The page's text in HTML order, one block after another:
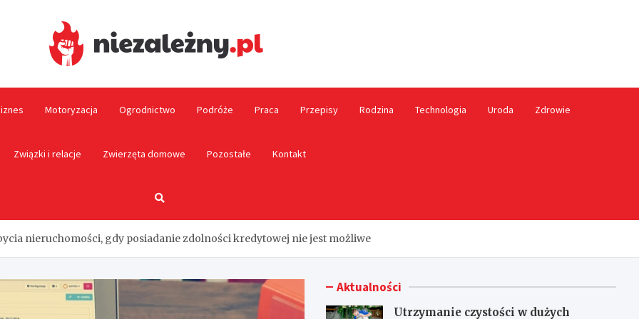
Motoryzacja Ogrodnictwo Podróże Praca Przepisy Rodzina Technologia Uroda Zdrowie
Związki i relacje Zwierzęta domowe Pozostałe Kontakt
nieruchomości, gdy posiadanie zdolności kredytowej nie jest możliwe
Aktualności
Utrzymanie czystości w dużych